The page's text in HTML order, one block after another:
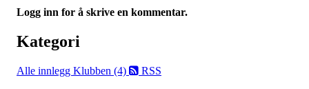
Logg inn for å skrive en kommentar.
Kategori
Alle innlegg Klubben (4) RSS